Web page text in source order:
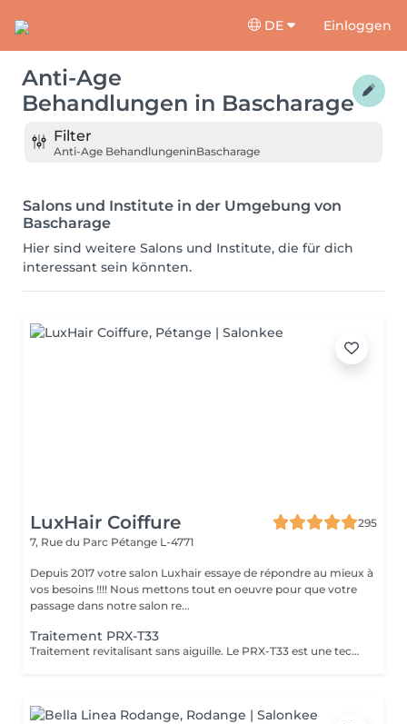
DE Einloggen
Anti-Age
Behandlungen in Bascharage
Filter
Anti-Age BehandlungeninBascharage
Salons und Institute in der Umgebung von
Bascharage
Hier sind weitere Salons und Institute, die für dich
interessant sein könnten.
LuxHair Coiffure
295
7, Rue du Parc Pétange L-4771
Depuis 2017 votre salon Luxhair essaye de répondre au mieux à
vos besoins !!!! Nous mettons tout en oeuvre pour que votre
passage dans notre salon re...
Traitement PRX-T33
Traitement revitalisant sans aiguille. Le PRX-T33 est une technique de rajeunissement très efficace et non invasive. Il procure une hydratation profonde et immédiate . Le PRX-T33 est un traitement innovant qui permet de retrouver une peau éclatante et revitalisée,sans les inconvénients d'autres techniques invasives.